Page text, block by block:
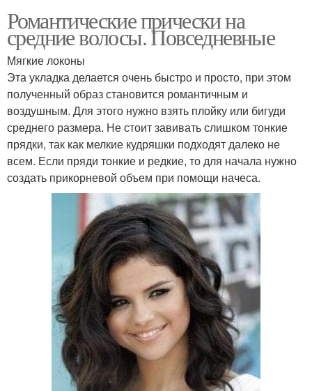
Романтические прически на
средние волосы. Повседневные
Мягкие локоны
Эта укладка делается очень быстро и просто, при этом
полученный образ становится романтичным и
воздушным. Для этого нужно взять плойку или бигуди
среднего размера. Не стоит завивать слишком тонкие
прядки, так как мелкие кудряшки подходят далеко не
всем. Если пряди тонкие и редкие, то для начала нужно
создать прикорневой объем при помощи начеса.